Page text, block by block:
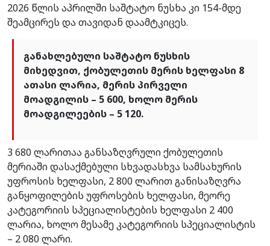
2026 წლის აპრილში საშტატო ნუსხა კი 154-მდე
შეამცირეს და თავიდან დაამტკიცეს.
განახლებული საშტატო ნუსხის
მიხედვით, ქობულეთის მერის ხელფასი 8
ათასი ლარია, მერის პირველი
მოადგილის – 5 600, ხოლო მერის
მოადგილეების – 5 120.
3 680 ლარითაა განსაზღვრული ქობულეთის
მერიაში დასაქმებული სხვადასხვა სამსახურის
უფროსის ხელფასი, 2 800 ლარით განისაზღვრა
განყოფილების უფროსების ხელფასი, მეორე
კატეგორიის სპეციალისტების ხელფასი 2 400
ლარია, ხოლო მესამე კატეგორიის სპეციალისტის
– 2 080 ლარი.